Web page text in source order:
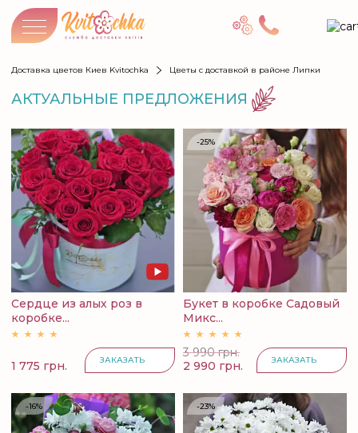
Доставка цветов Киев Kvitochka Цветы с доставкой в районе Липки
АКТУАЛЬНЫЕ ПРЕДЛОЖЕНИЯ
Сердце из алых роз в
коробке...
1 775 грн. ЗАКАЗАТЬ
-25%
Букет в коробке Садовый
Микс...
3 990 грн.
2 990 грн.
ЗАКАЗАТЬ
-16% -23%